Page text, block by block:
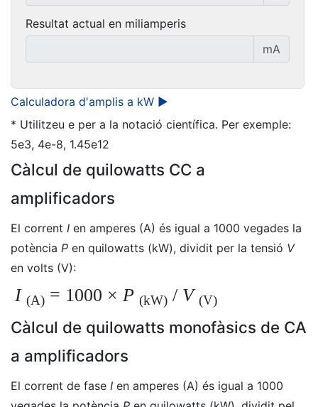
Resultat actual en miliamperis
mA
Calculadora d'amplis a kW ►
* Utilitzeu e per a la notació científica. Per exemple:
5e3, 4e-8, 1.45e12
Càlcul de quilowatts CC a
amplificadors
El corrent I en amperes (A) és igual a 1000 vegades la
potència P en quilowatts (kW), dividit per la tensió V
en volts (V):
I (A) = 1000 × P (kW) / V(V)
Càlcul de quilowatts monofàsics de CA
a amplificadors
El corrent de fase I en amperes (A) és igual a 1000